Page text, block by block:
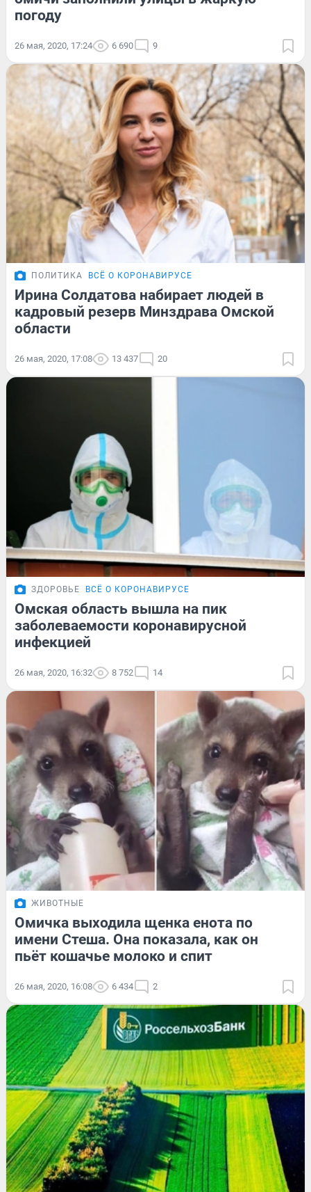
погоду
26 мая, 2020, 17:24 6 690 9
ПОЛИТИКА ВСЁ О КОРОНАВИРУСЕ
Ирина Солдатова набирает людей в
кадровый резерв Минздрава Омской
области
26 мая, 2020, 17:08 13 437 20
ЗДОРОВЬЕ ВСЁ О КОРОНАВИРУСЕ
Омская область вышла на пик
заболеваемости коронавирусной
инфекцией
26 мая, 2020, 16:32 8 752 14
ЖИВОТНЫЕ
Омичка выходила щенка енота по
имени Стеша. Она показала, как он
пьёт кошачье молоко и спит
26 мая, 2020, 16:08 6 434 2